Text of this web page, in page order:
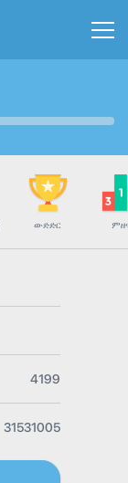
ውድድር
4199
31531005